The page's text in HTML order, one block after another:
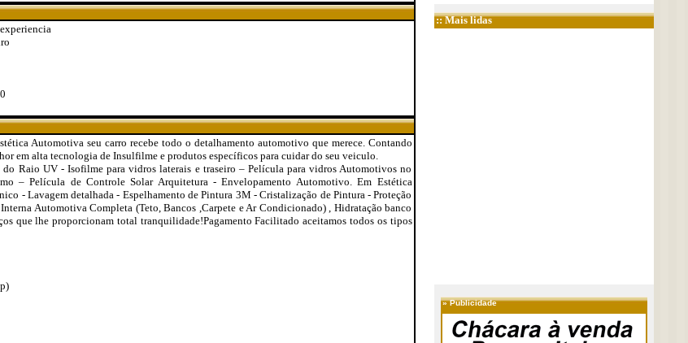
Automotiva seu carro recebe todo o detalhamento automotivo que merece. Contando
em alta tecnologia de Insulfilme e produtos específicos para cuidar do seu veiculo.
Raio UV - Isofilme para vidros laterais e traseiro – Película para vidros Automotivos no
– Película de Controle Solar Arquitetura - Envelopamento Automotivo. Em Estética
- Lavagem detalhada - Espelhamento de Pintura 3M - Cristalização de Pintura - Proteção
Automotiva Completa (Teto, Bancos ,Carpete e Ar Condicionado) , Hidratação banco
que lhe proporcionam total tranquilidade!Pagamento Facilitado aceitamos todos os tipos
:: Mais lidas
»Publicidade